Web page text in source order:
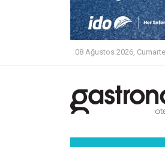
08 Ağustos 2026,